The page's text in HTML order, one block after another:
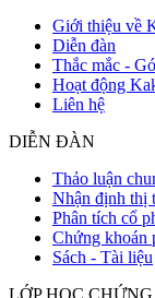
Giới thiệu về
Diễn đàn
Thắc mắc -
Hoạt động
Liên hệ
DIỄN ĐÀN
Thảo luận
Nhận định thị
Phân tích cổ
Chứng khoán
Sách - Tài liệu
LỚP HỌC